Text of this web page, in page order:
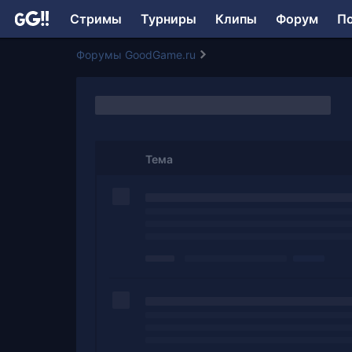
Стримы Турниры Клипы Форум
Форумы GoodGame.ru
Тема